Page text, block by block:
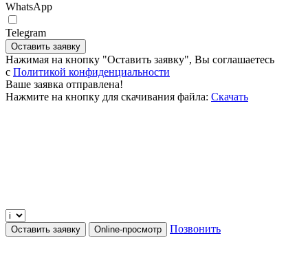
WhatsApp
Telegram
Оставить заявку
Нажимая на кнопку "Оставить заявку", Вы соглашаетесь
c Политикой конфиденциальности
Ваше заявка отправлена!
Нажмите на кнопку для скачивания файла: Скачать
Оставить заявку Online-просмотр Позвонить